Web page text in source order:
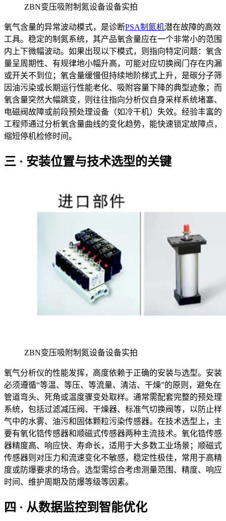
ZBN变压吸附制氮设备设备实拍
氧气含量的异常波动模式，是诊断PSA制氮机潜在故障的高效
工具。稳定的制氮系统，其产品氧含量应在一个非常小的范围
内上下微幅波动。如果出现以下模式，则指向特定问题：氧含
量呈周期性、有规律地小幅升高，可能对应切换阀门存在内漏
或开关不到位；氧含量缓慢但持续地阶梯式上升，是碳分子筛
因油污染或长期运行性能老化、吸附容量下降的典型迹象；而
氧含量突然大幅跳变，则往往指向分析仪自身采样系统堵塞、
电磁阀故障或前段预处理设备（如冷干机）失效。经验丰富的
工程师通过分析氧含量曲线的变化趋势，能快速锁定故障点，
缩短停机检修时间。
三 · 安装位置与技术选型的关键
ZBN变压吸附制氮设备设备实拍
氧气分析仪的性能发挥，高度依赖于正确的安装与选型。安装
必须遵循“等温、等压、等流量、清洁、干燥”的原则，避免在
管道弯头、死角或温度骤变处取样。通常需配套完整的预处理
系统，包括过滤减压阀、干燥器、标准气切换阀等，以防止样
气中的水雾、油污和固体颗粒污染传感器。在技术选型上，主
要有氧化锆传感器和顺磁式传感器两种主流技术。氧化锆传感
器精度高、响应快、寿命长，适用于大多数工业场景；顺磁式
传感器则对压力和流速变化不敏感，稳定性极佳，常用于高精
度或防爆要求的场合。选型需综合考虑测量范围、精度、响应
时间、维护周期及防爆等级等因素。
四 · 从数据监控到智能优化